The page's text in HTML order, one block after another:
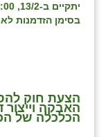
בסימן הזדמנות
הצעת חוק
האבקה
הכלכלה של
ורד יריחו
חבצלת השרון